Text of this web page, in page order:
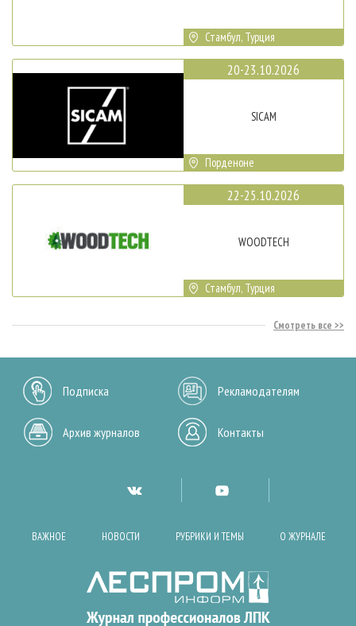
Стамбул, Турция
20-23.10.2026
SICAM
Порденоне
22-25.10.2026
WOODTECH
Стамбул, Турция
Смотреть все
Подписка Рекламодателям
Архив журналов Контакты
ВАЖНОЕ НОВОСТИ РУБРИКИ И ТЕМЫ О ЖУРНАЛЕ